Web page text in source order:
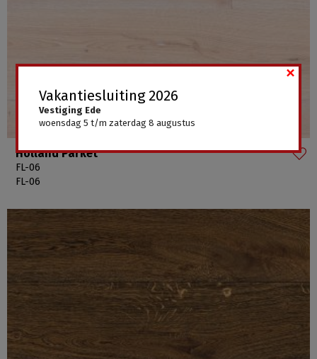
Holland Parket
FL-06
FL-06
Vakantiesluiting 2026
Vestiging Ede
woensdag 5 t/m zaterdag 8 augustus
×